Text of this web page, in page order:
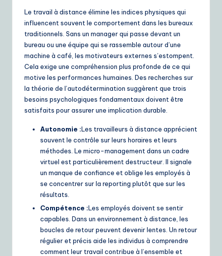
o
lu
ti
o
Le travail à distance élimine les indices physiques qui
influencent souvent le comportement dans les bureaux
traditionnels. Sans un manager qui passe devant un
bureau ou une équipe qui se rassemble autour d’une
machine à café, les motivateurs externes s’estompent.
Cela exige une compréhension plus profonde de ce qui
motive les performances humaines. Des recherches sur
la théorie de l’autodétermination suggèrent que trois
besoins psychologiques fondamentaux doivent être
satisfaits pour assurer une implication durable.
Autonomie :Les travailleurs à distance apprécient
souvent le contrôle sur leurs horaires et leurs
méthodes. Le micro-management dans un cadre
virtuel est particulièrement destructeur. Il signale
un manque de confiance et oblige les employés à
se concentrer sur la reporting plutôt que sur les
résultats.
Compétence :Les employés doivent se sentir
capables. Dans un environnement à distance, les
boucles de retour peuvent devenir lentes. Un retour
régulier et précis aide les individus à comprendre
comment leur travail contribue à l’ensemble et